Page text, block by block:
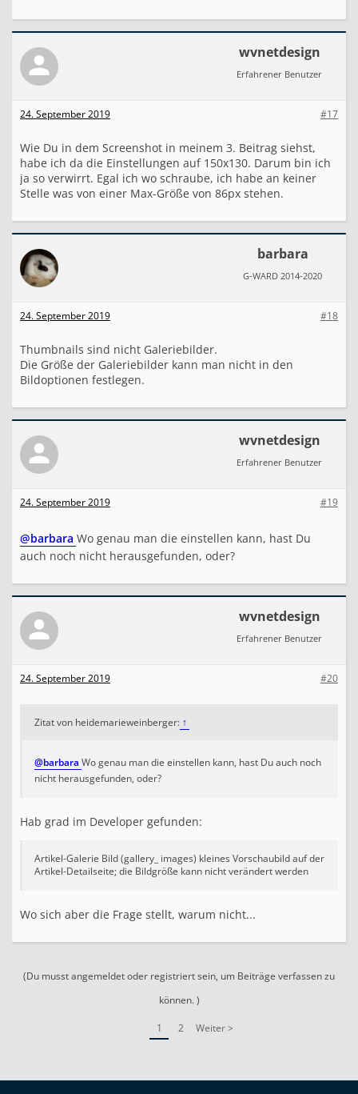
wvnetdesign
Erfahrener Benutzer
#17
24. September 2019
Wie Du in dem Screenshot in meinem 3. Beitrag siehst,
habe ich da die Einstellungen auf 150x130. Darum bin ich
ja so verwirrt. Egal ich wo schraube, ich habe an keiner
Stelle was von einer Max-Größe von 86px stehen.
barbara
G-WARD 2014-2020
#18
24. September 2019
Thumbnails sind nicht Galeriebilder.
Die Größe der Galeriebilder kann man nicht in den
Bildoptionen festlegen.
wvnetdesign
Erfahrener Benutzer
#19
24. September 2019
@barbara Wo genau man die einstellen kann, hast Du
auch noch nicht herausgefunden, oder?
wvnetdesign
Erfahrener Benutzer
#20
24. September 2019
Zitat von heidemarieweinberger: ↑
@barbara Wo genau man die einstellen kann, hast Du auch noch
nicht herausgefunden, oder?
Hab grad im Developer gefunden:
Artikel-Galerie Bild (gallery_ images) kleines Vorschaubild auf der
Artikel-Detailseite; die Bildgröße kann nicht verändert werden
Wo sich aber die Frage stellt, warum nicht...
(Du musst angemeldet oder registriert sein, um Beiträge verfassen zu
können. )
1 2 Weiter >